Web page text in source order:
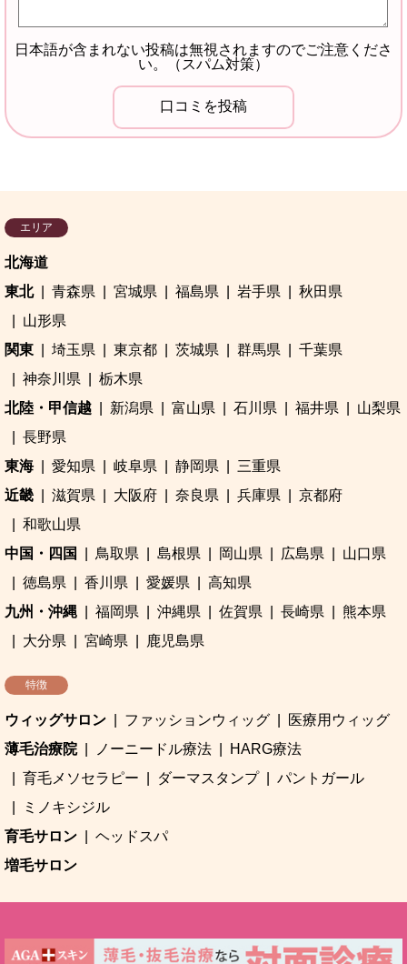
日本語が含まれない投稿は無視されますのでご注意くださ
い。（スパム対策）
エリア
北海道
東北
青森県 宮城県 福島県 岩手県
秋田県
山形県
関東
埼玉県 東京都 茨城県 群馬県
千葉県
神奈川県
栃木県
北陸・甲信越
新潟県 富山県 石川県 福井県
山梨県
長野県
東海
愛知県 岐阜県 静岡県
三重県
近畿
滋賀県 大阪府 奈良県 兵庫県
京都府
和歌山県
中国・四国
鳥取県 島根県 岡山県 広島県
山口県
徳島県
香川県 愛媛県
高知県
九州・沖縄
福岡県 沖縄県 佐賀県 長崎県
熊本県
大分県
宮崎県 鹿児島県
特徴
ウィッグサロン ファッションウィッグ
医療用ウィッグ
薄毛治療院
ノーニードル療法
HARG療法
育毛メソセラピー
ダーマスタンプ
パントガール
ミノキシジル
育毛サロン
ヘッドスパ
増毛サロン